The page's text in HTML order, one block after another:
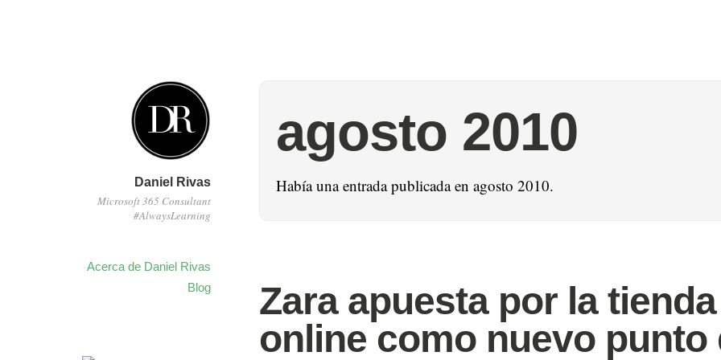
Daniel Rivas
Microsoft 365 Consultant
#AlwaysLearning
Acerca de Daniel Rivas
Blog
agosto 2010
Había una entrada publicada en agosto 2010.
Zara apuesta por la tienda
online como nuevo punto